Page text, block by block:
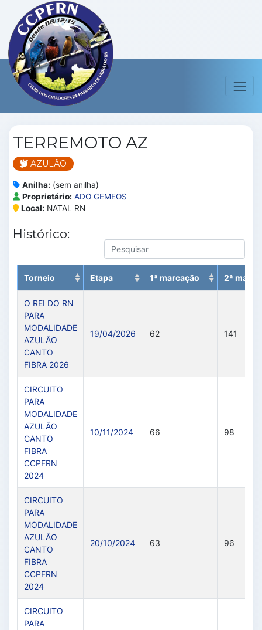
TERREMOTO AZ
AZULÃO
Anilha: (sem anilha)
Proprietário: ADO GEMEOS
Local: NATAL RN
Histórico:
Torneio Etapa 1ª marcação 2ª
O REI DO RN
PARA
MODALIDADE
AZULÃO
CANTO
FIBRA 2026
19/04/2026 62 141
CIRCUITO
PARA
MODALIDADE
AZULÃO
CANTO
FIBRA
CCPFRN
2024
10/11/2024 66 98
CIRCUITO
PARA
MODALIDADE
AZULÃO
CANTO
FIBRA
CCPFRN
2024
20/10/2024 63 96
CIRCUITO
PARA